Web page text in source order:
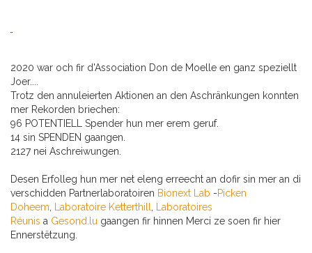
2020 war och fir d'Association Don de Moelle en ganz speziellt
Joer....
Trotz den annuleierten Aktionen an den Aschränkungen konnten
mer Rekorden briechen:
96 POTENTIELL Spender hun mer erem geruf.
14 sin SPENDEN gaangen.
2127 nei Aschreiwungen.
Desen Erfolleg hun mer net eleng erreecht an dofir sin mer an di
verschidden Partnerlaboratoiren Bionext Lab -Picken
Doheem
Laboratoire Ketterthill
Laboratoires
Réunis a Gesond.lu gaangen fir hinnen Merci ze soen fir hier
Ennerstëtzung.